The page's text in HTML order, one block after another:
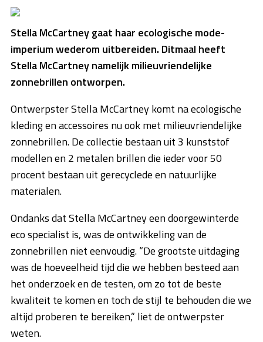
Stella McCartney gaat haar ecologische mode-
imperium wederom uitbereiden. Ditmaal heeft
Stella McCartney namelijk milieuvriendelijke
zonnebrillen ontworpen.
Ontwerpster Stella McCartney komt na ecologische
kleding en accessoires nu ook met milieuvriendelijke
zonnebrillen. De collectie bestaan uit 3 kunststof
modellen en 2 metalen brillen die ieder voor 50
procent bestaan uit gerecyclede en natuurlijke
materialen.
Ondanks dat Stella McCartney een doorgewinterde
eco specialist is, was de ontwikkeling van de
zonnebrillen niet eenvoudig. “De grootste uitdaging
was de hoeveelheid tijd die we hebben besteed aan
het onderzoek en de testen, om zo tot de beste
kwaliteit te komen en toch de stijl te behouden die we
altijd proberen te bereiken,” liet de ontwerpster
weten.